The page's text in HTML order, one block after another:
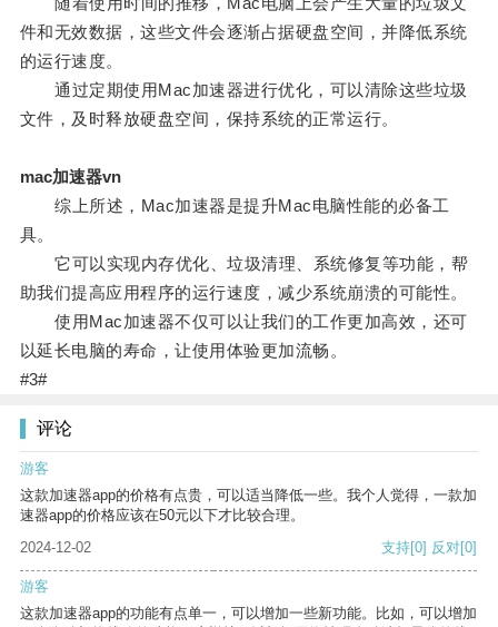
件和无效数据，这些文件会逐渐占据硬盘空间，并降低系统
的运行速度。
通过定期使用Mac加速器进行优化，可以清除这些垃圾
文件，及时释放硬盘空间，保持系统的正常运行。
mac加速器vn
综上所述，Mac加速器是提升Mac电脑性能的必备工
具。
它可以实现内存优化、垃圾清理、系统修复等功能，帮
助我们提高应用程序的运行速度，减少系统崩溃的可能性。
使用Mac加速器不仅可以让我们的工作更加高效，还可
以延长电脑的寿命，让使用体验更加流畅。
#3#
评论
游客
这款加速器app的价格有点贵，可以适当降低一些。我个人觉得，一款加
速器app的价格应该在50元以下才比较合理。
2024-12-02
支持[0] 反对[0]
游客
这款加速器app的功能有点单一，可以增加一些新功能。比如，可以增加